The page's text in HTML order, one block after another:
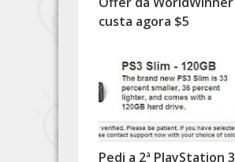
custa agora $5
Pedi a 2ª PlayStation 3